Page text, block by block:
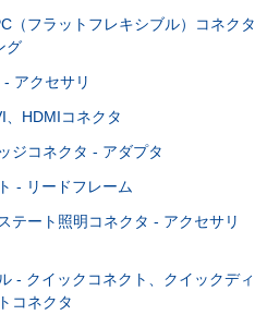
（フラットフレキシブル）コネクタ
グ
アクセサリ
、HDMIコネクタ
ジコネクタ - アダプタ
- リードフレーム
テート照明コネクタ - アクセサリ
- クイックコネクト、クイックディ
コネクタ